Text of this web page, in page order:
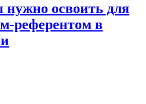
освоить для
референтом в